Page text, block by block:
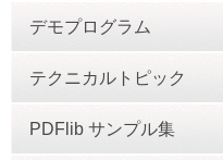
デモプログラム
テクニカルトピック
PDFlib サンプル集